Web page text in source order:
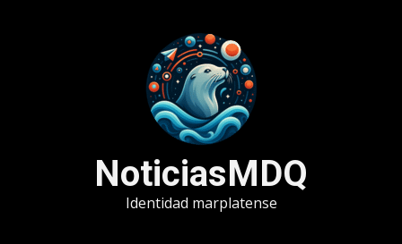
NoticiasMDQ
Identidad marplatense